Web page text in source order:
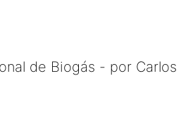
de Biogás - por